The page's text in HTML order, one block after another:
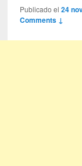
Publicado el24
Comments ↓